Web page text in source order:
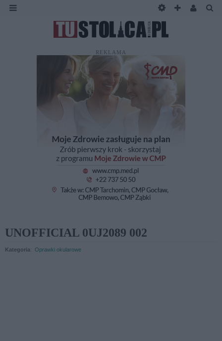
REKLAMA
UNOFFICIAL 0UJ2089 002
Kategoria: Oprawki okularowe